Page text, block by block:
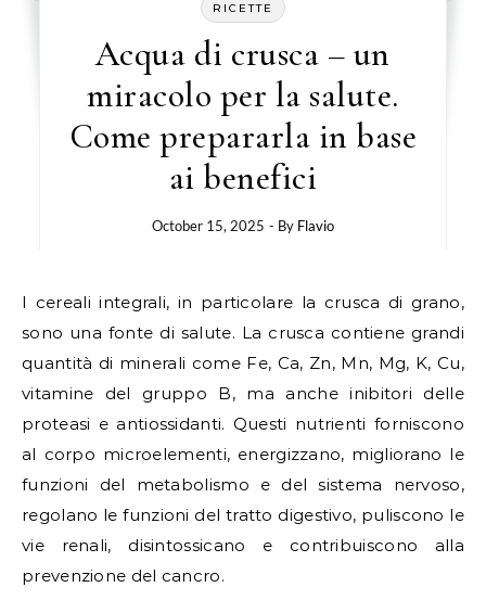
RICETTE
Acqua di crusca – un
miracolo per la salute.
Come prepararla in base
ai benefici
October 15, 2025 - By Flavio
I cereali integrali, in particolare la crusca di grano,
sono una fonte di salute. La crusca contiene grandi
quantità di minerali come Fe, Ca, Zn, Mn, Mg, K, Cu,
vitamine del gruppo B, ma anche inibitori delle
proteasi e antiossidanti. Questi nutrienti forniscono
al corpo microelementi, energizzano, migliorano le
funzioni del metabolismo e del sistema nervoso,
regolano le funzioni del tratto digestivo, puliscono le
vie renali, disintossicano e contribuiscono alla
prevenzione del cancro.